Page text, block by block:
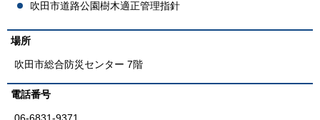
吹田市道路公園樹木適正管理指針
場所
吹田市総合防災センター 7階
電話番号